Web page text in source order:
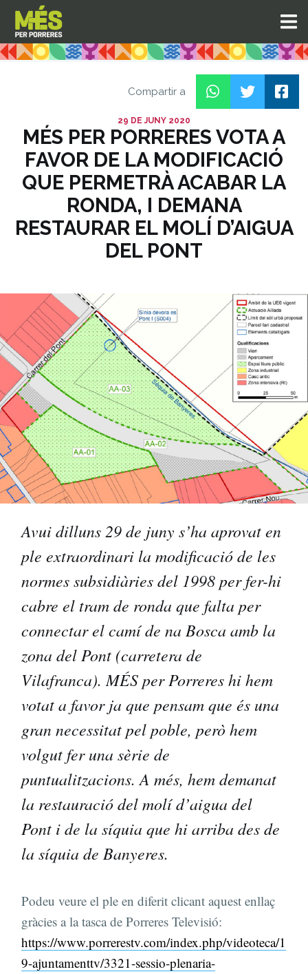
Compartir a
29 DE JUNY 2020
MÉS PER PORRERES VOTA A
FAVOR DE LA MODIFICACIÓ
QUE PERMETRÀ ACABAR LA
RONDA, I DEMANA
RESTAURAR EL MOLÍ D’AIGUA
DEL PONT
Avui dilluns 29 de juny s’ha aprovat en
ple extraordinari la modificació de les
normes subsidiàries del 1998 per fer-hi
cabre el tram de ronda que falta per
connectar el camí de na Bosca amb la
zona del Pont (carretera de
Vilafranca). MÉS per Porreres hi hem
votat a favor ja que pensam que és una
gran necessitat pel poble, però hem
volgut fer una sèrie de
puntualitzacions. A més, hem demanat
la restauració del molí d’aigua del
Pont i de la síquia que hi arriba des de
la síquia de Banyeres.
Podeu veure el ple en diferit clicant aquest enllaç
gràcies a la tasca de Porreres Televisió:
https://www.porrerestv.com/index.php/videoteca/1
9-ajuntamenttv/3321-sessio-plenaria-